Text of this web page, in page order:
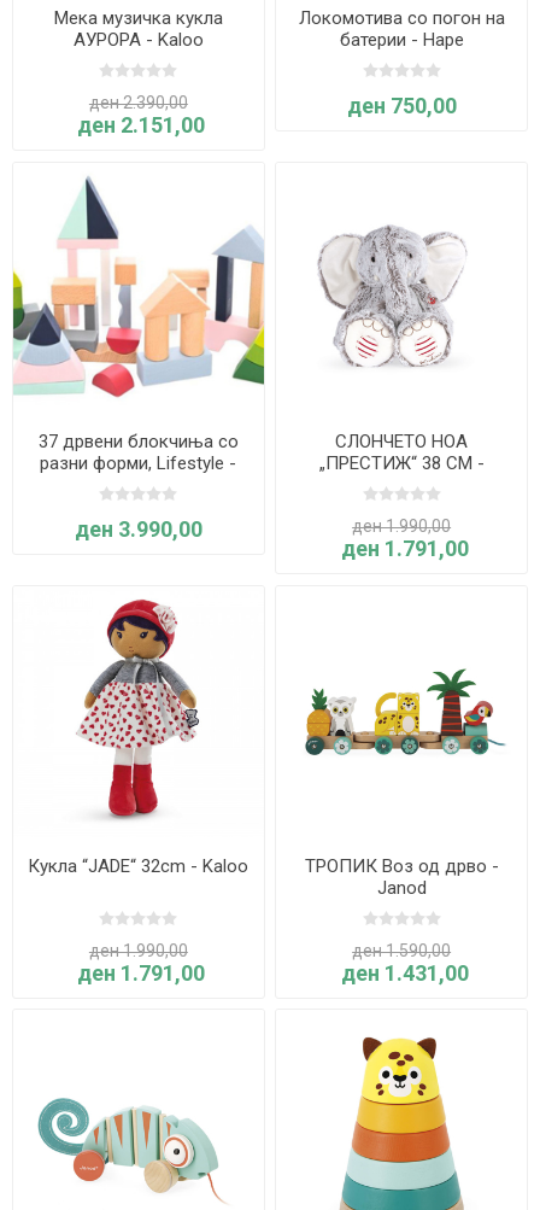
Мека музичка кукла
АУРОРА - Kaloo
ден 2.390,00
ден 2.151,00
Локомотива со погон на
батерии - Hape
ден 750,00
37 дрвени блокчиња со
разни форми, Lifestyle -
Ever Earth
ден 3.990,00
СЛОНЧЕТО НОА
„ПРЕСТИЖ“ 38 CM -
KALOO
ден 1.990,00
ден 1.791,00
Кукла “JADE“ 32cm - Kaloo
ден 1.990,00
ден 1.791,00
ТРОПИК Воз од дрво -
Janod
ден 1.590,00
ден 1.431,00